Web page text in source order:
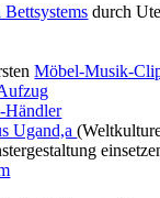
durch
Möbel-Musik-
Händler
Ugand,a